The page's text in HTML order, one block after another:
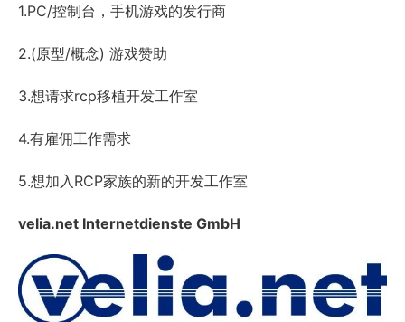
1.PC/控制台，手机游戏的发行商
2.(原型/概念) 游戏赞助
3.想请求rcp移植开发工作室
4.有雇佣工作需求
5.想加入RCP家族的新的开发工作室
velia.net Internetdienste GmbH